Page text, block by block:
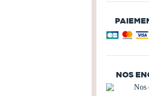
NOS